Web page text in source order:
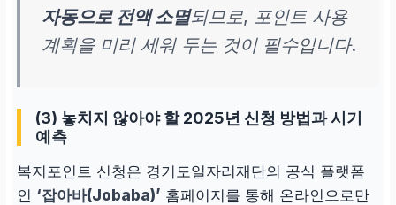
자동으로 전액 소멸되므로, 포인트 사용
계획을 미리 세워 두는 것이 필수입니다.
(3) 놓치지 않아야 할 2025년 신청 방법과 시기
예측
복지포인트 신청은 경기도일자리재단의 공식 플랫폼
인 ‘잡아바(Jobaba)’ 홈페이지를 통해 온라인으로만